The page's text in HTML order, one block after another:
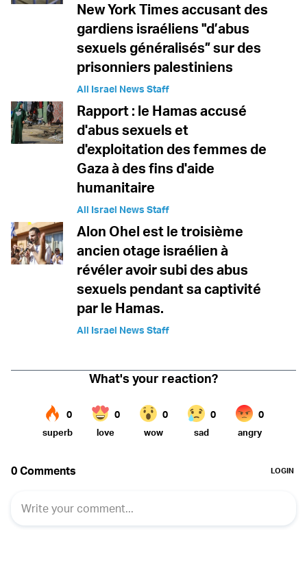
New York Times accusant des
gardiens israéliens "d’abus
sexuels généralisés” sur des
prisonniers palestiniens
All Israel News Staff
Rapport : le Hamas accusé
d'abus sexuels et
d'exploitation des femmes de
Gaza à des fins d'aide
humanitaire
All Israel News Staff
Alon Ohel est le troisième
ancien otage israélien à
révéler avoir subi des abus
sexuels pendant sa captivité
par le Hamas.
All Israel News Staff